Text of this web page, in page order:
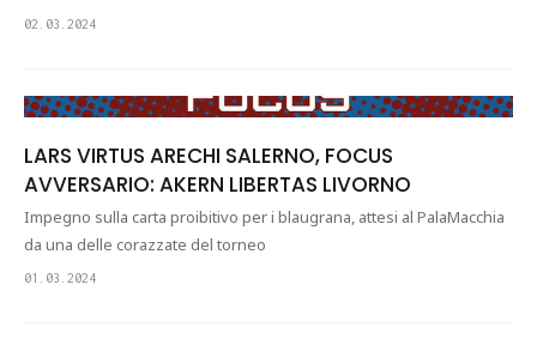
02.03.2024
LARS VIRTUS ARECHI SALERNO, FOCUS
AVVERSARIO: AKERN LIBERTAS LIVORNO
Impegno sulla carta proibitivo per i blaugrana, attesi al PalaMacchia
da una delle corazzate del torneo
01.03.2024